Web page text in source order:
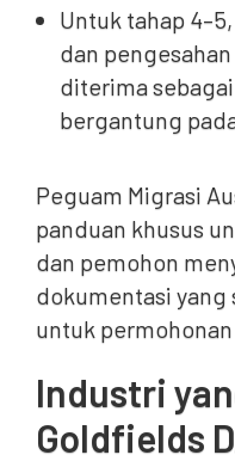
Untuk tahap
dan
diterima
bergantung
Peguam Migrasi
panduan khusus
dan pemohon
dokumentasi yang
untuk permohonan
Industri
Goldfields